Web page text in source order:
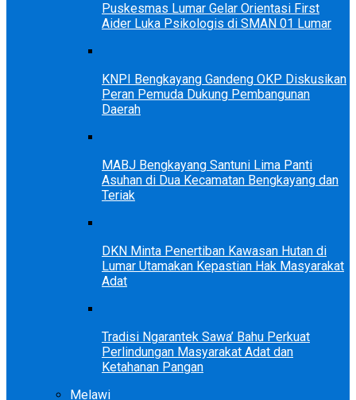
Puskesmas Lumar Gelar Orientasi First
Aider Luka Psikologis di SMAN 01 Lumar
KNPI Bengkayang Gandeng OKP Diskusikan
Peran Pemuda Dukung Pembangunan
Daerah
MABJ Bengkayang Santuni Lima Panti
Asuhan di Dua Kecamatan Bengkayang dan
Teriak
DKN Minta Penertiban Kawasan Hutan di
Lumar Utamakan Kepastian Hak Masyarakat
Adat
Tradisi Ngarantek Sawa’ Bahu Perkuat
Perlindungan Masyarakat Adat dan
Ketahanan Pangan
Melawi